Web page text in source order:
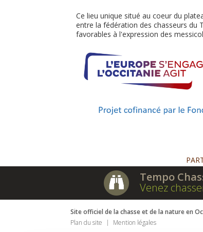
Ce lieu unique situé au coeur du
entre la fédération des chasseurs du
favorables à l'expression des
Tempo
Venez
Site officiel de la chasse et de la nature en
Plan du site
Mention légales